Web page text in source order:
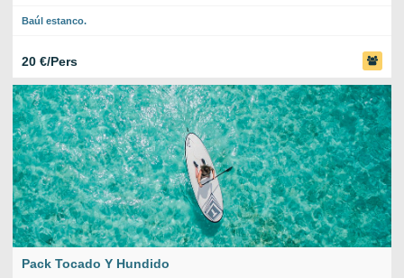
Baúl estanco.
20 €/Pers
Pack Tocado Y Hundido